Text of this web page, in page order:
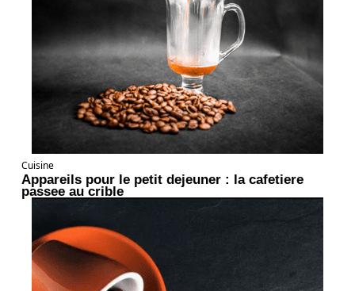
Cuisine
Appareils pour le petit dejeuner : la cafetiere
passee au crible